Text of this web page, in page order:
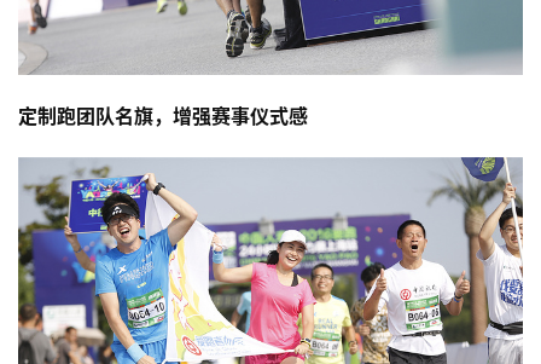
定制跑团队名旗，增强赛事仪式感